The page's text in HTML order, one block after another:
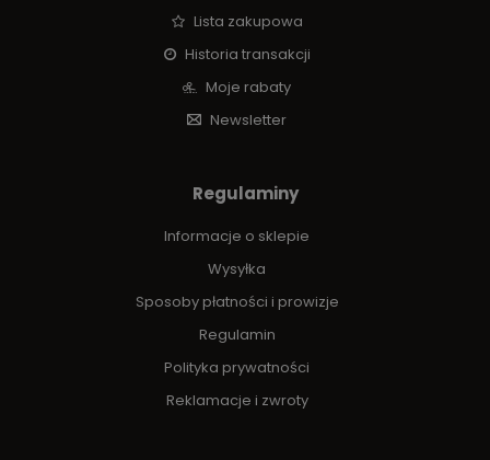
Lista zakupowa
Historia transakcji
Moje rabaty
Newsletter
Regulaminy
Informacje o sklepie
Wysyłka
Sposoby płatności i prowizje
Regulamin
Polityka prywatności
Reklamacje i zwroty